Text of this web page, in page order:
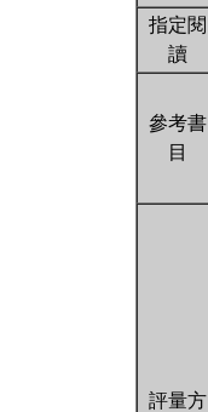
指定閱
讀
參考書
目
評量方